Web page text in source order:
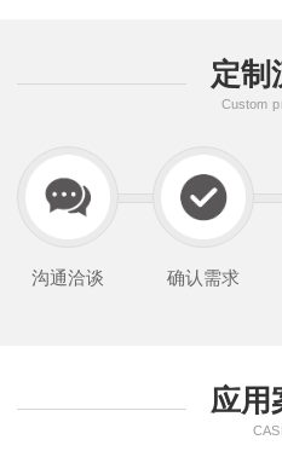
定制
Custom
沟通洽谈 确认需求
应用